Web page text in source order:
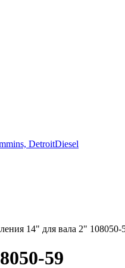
DetroitDiesel
14" для вала 2" 108050-
59